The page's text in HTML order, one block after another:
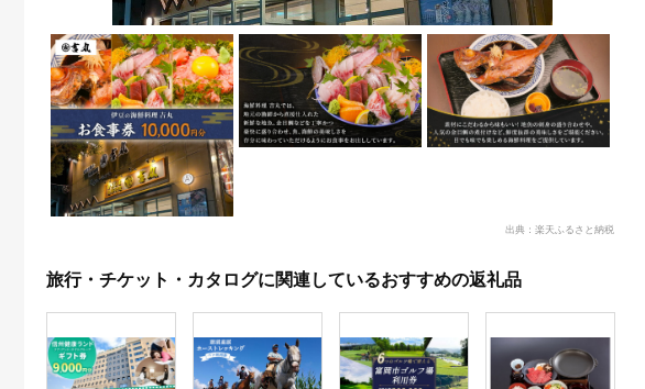
出典：楽天ふるさと納税
旅行・チケット・カタログに関連しているおすすめの返礼品